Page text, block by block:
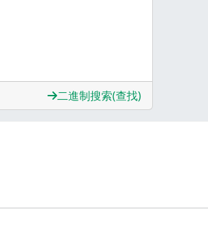
二進制搜索(查找)